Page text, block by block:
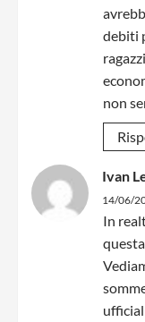
debiti
non
Ivan
14/06/
In